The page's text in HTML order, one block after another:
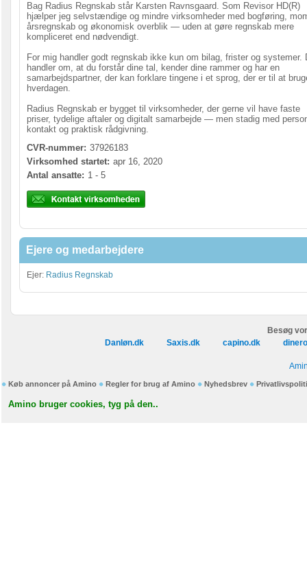
Bag Radius Regnskab står Karsten Ravnsgaard. Som Revisor HD(R)
hjælper jeg selvstændige og mindre virksomheder med bogføring,
årsregnskab og økonomisk overblik — uden at gøre regnskab mere
kompliceret end nødvendigt.
For mig handler godt regnskab ikke kun om bilag, frister og systemer.
handler om, at du forstår dine tal, kender dine rammer og har en
samarbejdspartner, der kan forklare tingene i et sprog, der er til at
hverdagen.
Radius Regnskab er bygget til virksomheder, der gerne vil have faste
priser, tydelige aftaler og digitalt samarbejde — men stadig med
kontakt og praktisk rådgivning.
CVR-nummer: 37926183
Virksomhed startet: apr 16, 2020
Antal ansatte: 1 - 5
Ejere og medarbejdere
Ejer: Radius Regnskab
Besøg
Danløn.dk
Saxis.dk capino.dk
Køb annoncer på Amino Regler for brug af Amino Nyhedsbrev
Amino bruger cookies, tyg på den..